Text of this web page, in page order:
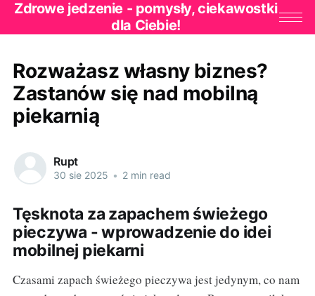
Zdrowe jedzenie - pomysły, ciekawostki
dla Ciebie!
Rozważasz własny biznes?
Zastanów się nad mobilną
piekarnią
Rupt
30 sie 2025 • 2 min read
Tęsknota za zapachem świeżego
pieczywa - wprowadzenie do idei
mobilnej piekarni
Czasami zapach świeżego pieczywa jest jedynym, co nam